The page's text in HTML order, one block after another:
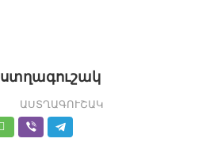
ԱՍՏՂԱԳՈՒՇԱԿ